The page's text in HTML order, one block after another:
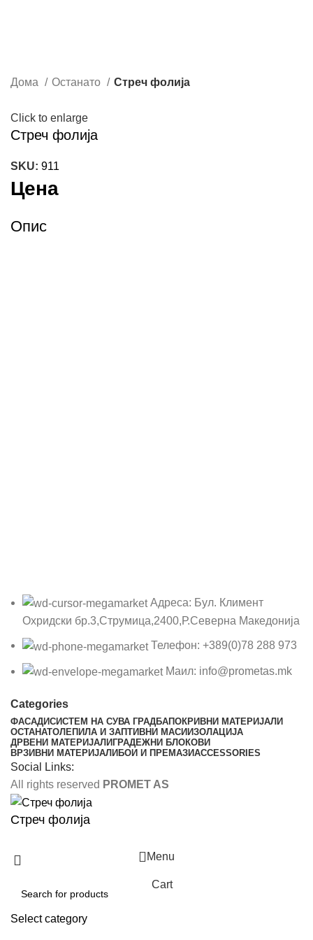
Дома Останато Стреч фолија
Click to enlarge
Стреч фолија
SKU: 911
Цена
Опис
Адреса: Бул. Климент
Охридски бр.3,Струмица,2400,Р.Северна Македонија
Телефон: +389(0)78 288 973
Маил: info@prometas.mk
Categories
ФАСАДИСИСТЕМ НА СУВА ГРАДБАПОКРИВНИ МАТЕРИЈАЛИ
ОСТАНАТОЛЕПИЛА И ЗАПТИВНИ МАСИ ИЗОЛАЦИЈА
ДРВЕНИ МАТЕРИЈАЛИ ГРАДЕЖНИ БЛОКОВИ
ВРЗИВНИ МАТЕРИЈАЛИ БОИ И ПРЕМАЗИACCESSORIES
Social Links:
All rights reserved PROMET AS
Стреч фолија
Select category
Menu
Cart